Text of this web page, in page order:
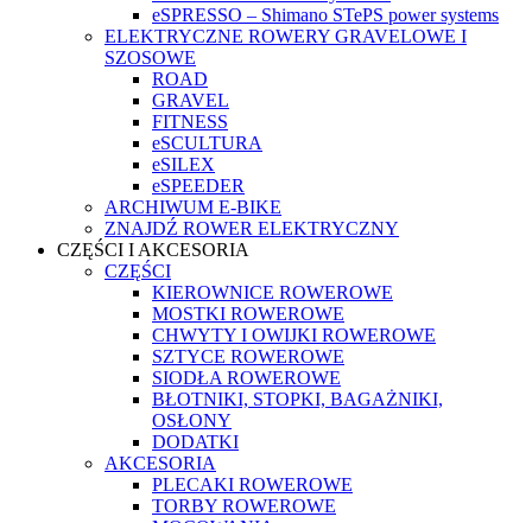
eSPRESSO – Shimano STePS power systems
ELEKTRYCZNE ROWERY GRAVELOWE I
SZOSOWE
ROAD
GRAVEL
FITNESS
eSCULTURA
eSILEX
eSPEEDER
ARCHIWUM E-BIKE
ZNAJDŹ ROWER ELEKTRYCZNY
CZĘŚCI I AKCESORIA
CZĘŚCI
KIEROWNICE ROWEROWE
MOSTKI ROWEROWE
CHWYTY I OWIJKI ROWEROWE
SZTYCE ROWEROWE
SIODŁA ROWEROWE
BŁOTNIKI, STOPKI, BAGAŻNIKI,
OSŁONY
DODATKI
AKCESORIA
PLECAKI ROWEROWE
TORBY ROWEROWE